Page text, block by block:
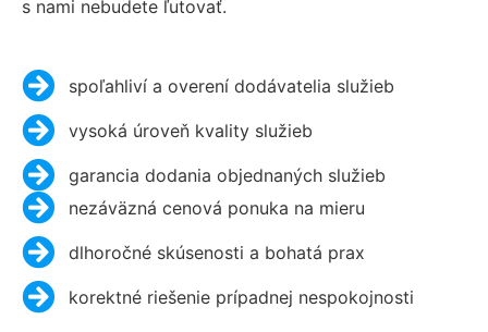
s nami nebudete ľutovať.
spoľahliví a overení dodávatelia služieb
vysoká úroveň kvality služieb
garancia dodania objednaných služieb
nezáväzná cenová ponuka na mieru
dlhoročné skúsenosti a bohatá prax
korektné riešenie prípadnej nespokojnosti